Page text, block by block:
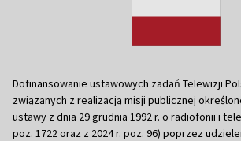
Dofinansowanie ustawowych zadań Telewizji
związanych z realizacją misji publicznej
ustawy z dnia 29 grudnia 1992 r. o radiofonii i
poz. 1722 oraz z 2024 r. poz. 96) poprzez